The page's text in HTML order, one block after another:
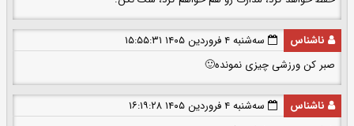
ناشناس
سه‌شنبه ۴ فروردین ۱۴۰۵ ۱۵:۵۵:۳۱
صبر کن ورزشی چیزی نمونده🙂
ناشناس
سه‌شنبه ۴ فروردین ۱۴۰۵ ۱۶:۱۹:۲۸